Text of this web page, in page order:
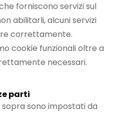
forniscono servizi sul
abilitarli, alcuni servizi
correttamente.
cookie funzionali oltre a
necessari.
parti
sono impostati da